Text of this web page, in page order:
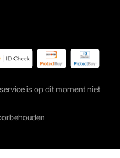
is op dit moment niet